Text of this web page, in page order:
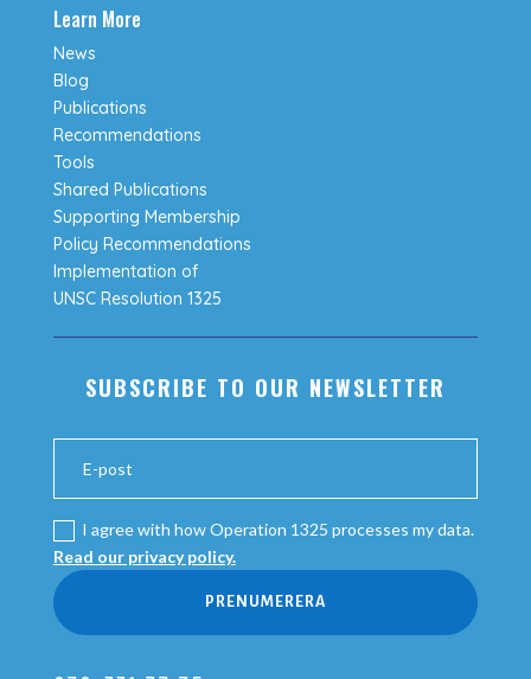
Learn More
News
Blog
Publications
Recommendations
Tools
Shared Publications
Supporting Membership
Policy Recommendations
Implementation of
UNSC Resolution 1325
SUBSCRIBE TO OUR NEWSLETTER
I agree with how Operation 1325 processes my data.
Read our privacy policy.
PRENUMERERA